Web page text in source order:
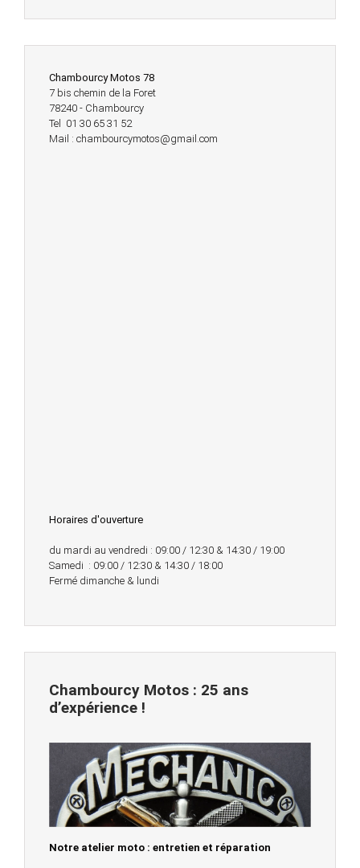
Chambourcy Motos 78
7 bis chemin de la Foret
78240 - Chambourcy
Tel 01 30 65 31 52
Mail : chambourcymotos@gmail.com
Horaires d'ouverture
du mardi au vendredi : 09:00 / 12:30 & 14:30 / 19:00
Samedi : 09:00 / 12:30 & 14:30 / 18:00
Fermé dimanche & lundi
Chambourcy Motos : 25 ans
d’expérience !
Notre atelier moto : entretien et réparation